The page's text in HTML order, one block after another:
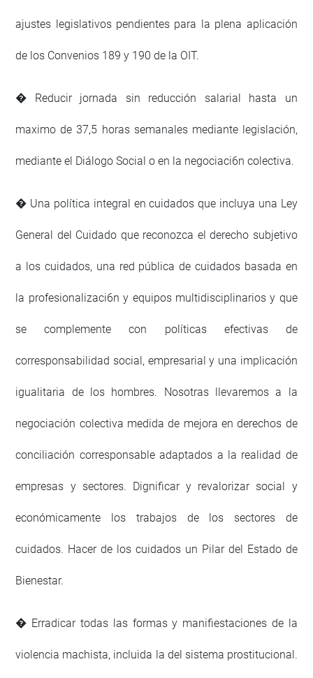
ajustes legislativos pendientes para la plena aplicación
de los Convenios 189 y 190 de la OIT.
� Reducir jornada sin reducción salarial hasta un
maximo de 37,5 horas semanales mediante legislación,
mediante el Diálogo Social o en la negociaci6n colectiva.
� Una política integral en cuidados que incluya una Ley
General del Cuidado que reconozca el derecho subjetivo
a los cuidados, una red pública de cuidados basada en
la profesionalizaci6n y equipos multidisciplinarios y que
se complemente con políticas efectivas de
corresponsabilidad social, empresarial y una implicación
igualitaria de los hombres. Nosotras llevaremos a la
negociación colectiva medida de mejora en derechos de
conciliación corresponsable adaptados a la realidad de
empresas y sectores. Dignificar y revalorizar social y
económicamente los trabajos de los sectores de
cuidados. Hacer de los cuidados un Pilar del Estado de
Bienestar.
� Erradicar todas las formas y manifiestaciones de la
violencia machista, incluida la del sistema prostitucional.